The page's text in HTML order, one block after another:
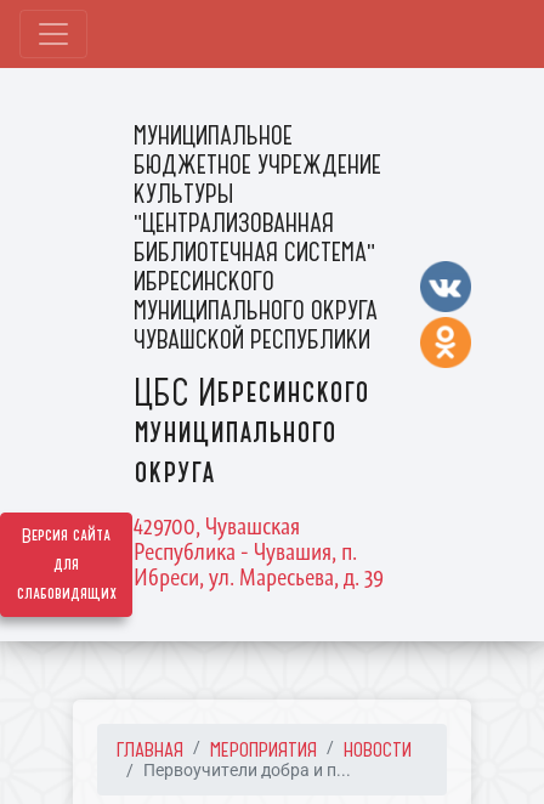
Версия сайта
для
слабовидящих
МУНИЦИПАЛЬНОЕ
БЮДЖЕТНОЕ УЧРЕЖДЕНИЕ
КУЛЬТУРЫ
"ЦЕНТРАЛИЗОВАННАЯ
БИБЛИОТЕЧНАЯ СИСТЕМА"
ИБРЕСИНСКОГО
МУНИЦИПАЛЬНОГО ОКРУГА
ЧУВАШСКОЙ РЕСПУБЛИКИ
ЦБС Ибресинского
муниципального
округа
429700, Чувашская
Республика - Чувашия, п.
Ибреси, ул. Маресьева, д. 39
ГЛАВНАЯ МЕРОПРИЯТИЯ НОВОСТИ
Первоучители добра и п...